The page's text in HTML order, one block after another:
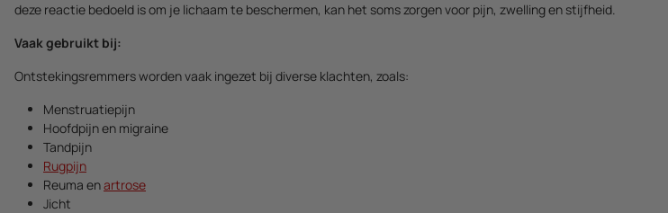
deze reactie bedoeld is om je lichaam te beschermen, kan het soms zorgen voor pijn, zwelling en stijfheid.
Vaak gebruikt bij:
Ontstekingsremmers worden vaak ingezet bij diverse klachten, zoals:
Menstruatiepijn
Hoofdpijn en migraine
Tandpijn
Rugpijn
Reuma enartrose
Jicht